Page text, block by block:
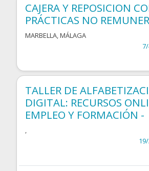
CAJERA Y REPOSICION
PRÁCTICAS NO
MARBELLA,MÁLAGA
TALLER DE
DIGITAL: RECURSOS
EMPLEO Y FORMACIÓN -
,